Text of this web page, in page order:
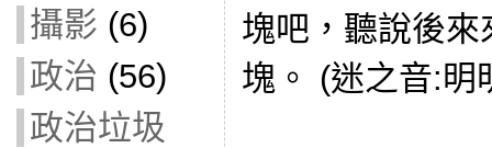
攝影 (6)
政治 (56)
政治垃圾
塊吧，聽說後
塊。 (迷之音: